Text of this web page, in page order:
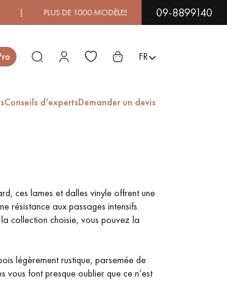
DE 1000 MODÈLES À DÉCOUVRIR EN09-8899140
FR
Conseils d’expertsDemander un devis
ces lames et dalles vinyle offrent une
résistance aux passages intensifs.
collection choisie, vous pouvez la
légèrement rustique, parsemée de
font presque oublier que ce n’est